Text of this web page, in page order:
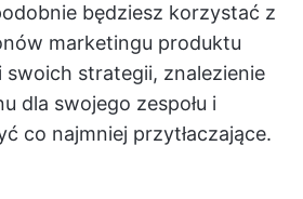
będziesz korzystać z
marketingu produktu
swoich strategii, znalezienie
dla swojego zespołu i
co najmniej przytłaczające.